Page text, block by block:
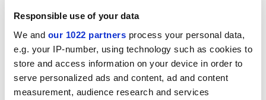
Responsible use of your data
We and our 1022 partners process your personal data,
e.g. your IP-number, using technology such as cookies to
store and access information on your device in order to
serve personalized ads and content, ad and content
measurement, audience research and services